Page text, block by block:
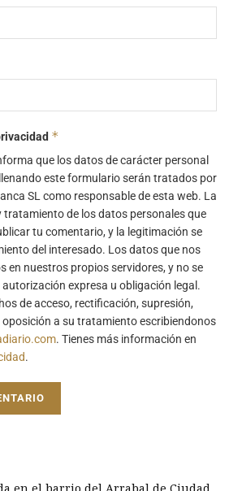
*
que los datos de carácter personal
este formulario serán tratados por
SL como responsable de esta web. La
tratamiento de los datos personales que
tu comentario, y la legitimación se
del interesado. Los datos que nos
en nuestros propios servidores, y no se
expresa u obligación legal.
de acceso, rectificación, supresión,
a su tratamiento escribiendonos
. Tienes más información en
.